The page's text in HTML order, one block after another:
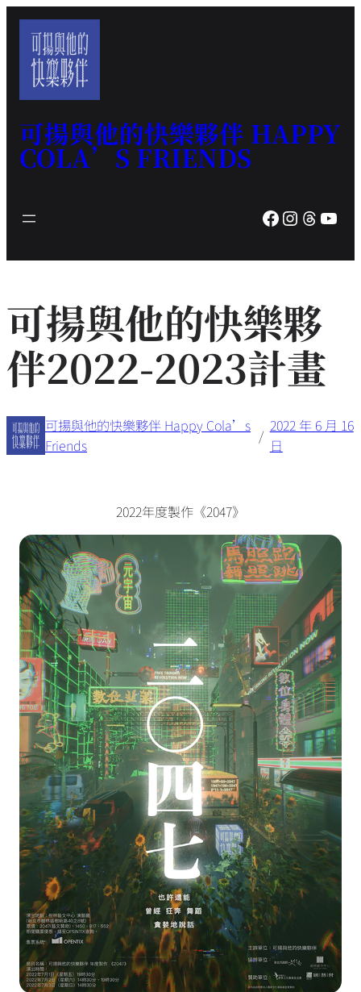
可揚與他的快樂夥伴 HAPPY
COLA’S FRIENDS
Facebook Instagram Threads YouTube
可揚與他的快樂夥
伴2022-2023計畫
可揚與他的快樂夥伴 Happy Cola’s
Friends
/
2022 年 6 月 16
日
2022年度製作《2047》